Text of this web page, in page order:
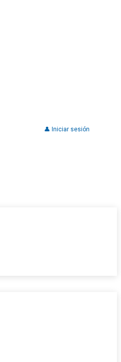
👤 Iniciar sesión